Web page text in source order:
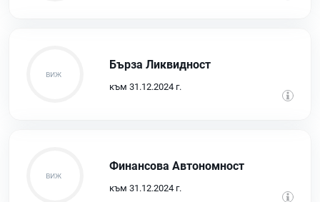
Бърза Ликвидност
към 31.12.2024 г.
Финансова Автономност
към 31.12.2024 г.